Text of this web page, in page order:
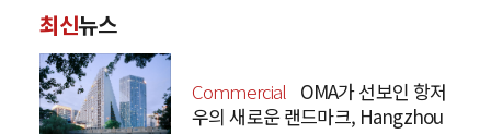
최신뉴스
Commercial OMA가 선보인 항저
우의 새로운 랜드마크, Hangzhou